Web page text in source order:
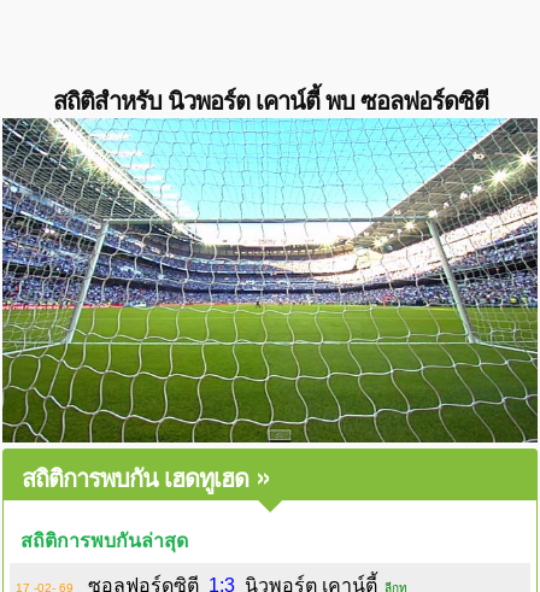
สถิติสำหรับ นิวพอร์ต เคาน์ตี้ พบ ซอลฟอร์ดซิตี
สถิติการพบกัน เฮดทูเฮด»
สถิติการพบกันล่าสุด
17 -02- 69 ซอลฟอร์ดซิตี 1:3 นิวพอร์ต เคาน์ตี้ ลีกทู